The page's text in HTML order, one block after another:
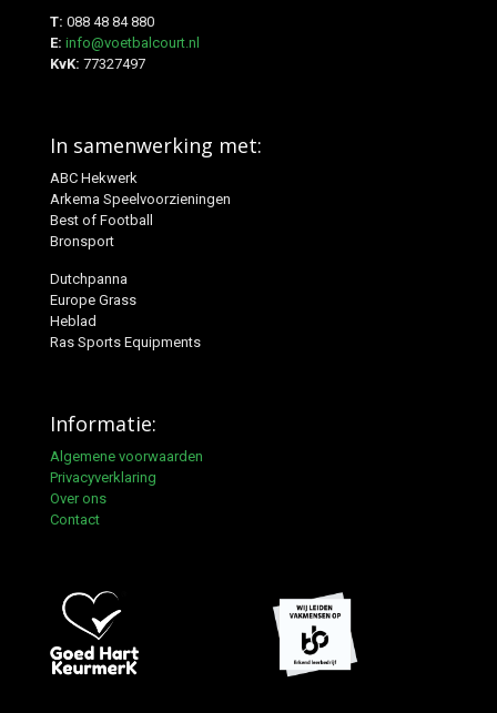
T: 088 48 84 880
E: info@voetbalcourt.nl
KvK: 77327497
In samenwerking met:
ABC Hekwerk
Arkema Speelvoorzieningen
Best of Football
Bronsport
Dutchpanna
Europe Grass
Heblad
Ras Sports Equipments
Informatie:
Algemene voorwaarden
Privacyverklaring
Over ons
Contact